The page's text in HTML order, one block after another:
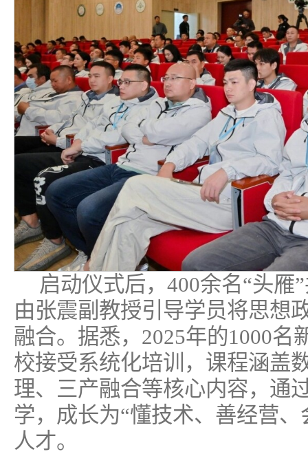
启动仪式后，400余名“头雁
由张震副教授引导学员将思想
融合。据悉，2025年的1000名
校接受系统化培训，课程涵盖
理、三产融合等核心内容，通
学，成长为“懂技术、善经营
人才。